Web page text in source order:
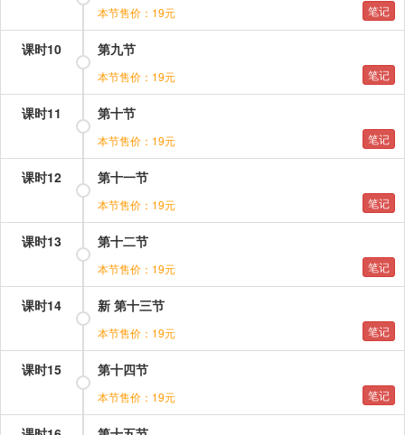
本节售价：19元 笔记
课时10 第九节
本节售价：19元 笔记
课时11 第十节
本节售价：19元 笔记
课时12 第十一节
本节售价：19元 笔记
课时13 第十二节
本节售价：19元 笔记
课时14 新 第十三节
本节售价：19元 笔记
课时15 第十四节
本节售价：19元 笔记